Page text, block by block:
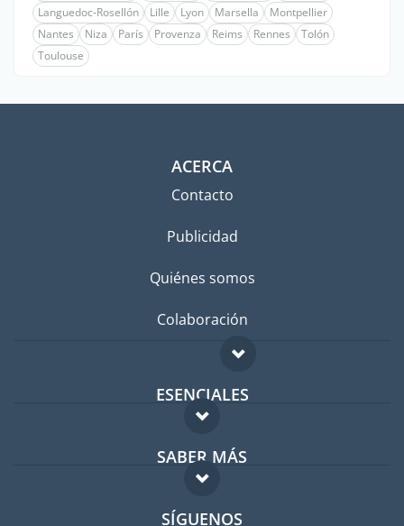
Languedoc-Rosellón
Lille Lyon Marsella
Montpellier
Nantes
Niza París Provenza Reims Rennes
Tolón
Toulouse
ACERCA
Contacto
Publicidad
Quiénes somos
Colaboración
ESENCIALES
Foro para expatriados
Guía para expatriados
Trabajos en el extranjero
SABER MÁS
FAQ
SÍGUENOS